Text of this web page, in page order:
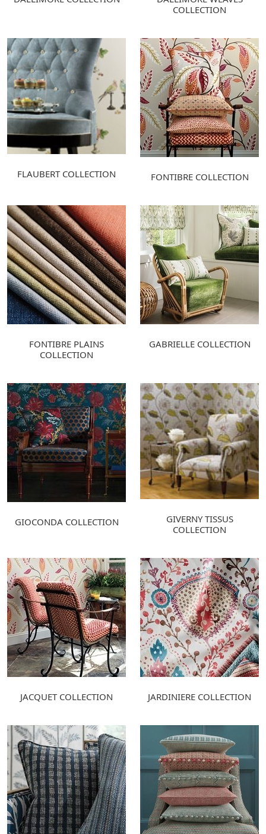
COLLECTION
FLAUBERT COLLECTION FONTIBRE COLLECTION
FONTIBRE PLAINS
COLLECTION
GABRIELLE COLLECTION
GIOCONDA COLLECTION
GIVERNY TISSUS
COLLECTION
JACQUET COLLECTION JARDINIERE COLLECTION